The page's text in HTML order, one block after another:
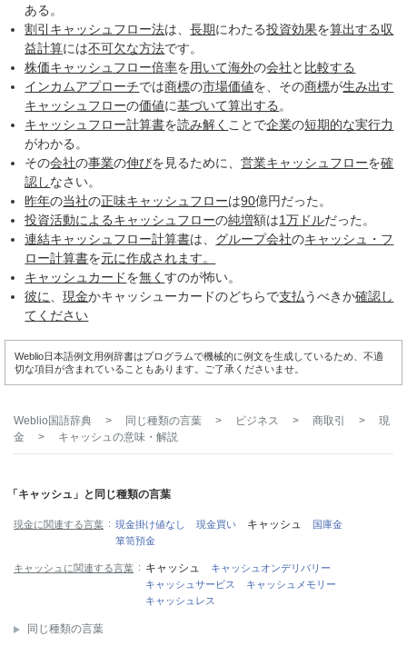
ある。
割引キャッシュフロー法は、長期にわたる投資効果を算出する収
益計算には不可欠な方法です。
株価キャッシュフロー倍率を用いて海外の会社と 比較する
インカムアプローチでは商標の市場価値を、その商標が生み出す
キャッシュフローの価値に基づいて算出する。
キャッシュフロー計算書を読み解く ことで企業の短期的な実行力
がわかる。
その会社の事業の伸びを見るために、営業キャッシュフローを確
認しなさい。
昨年の当社の正味キャッシュフローは90億円だった。
投資活動によるキャッシュフローの純増額は1万 ドルだった。
連結キャッシュフロー計算書は、 グループ会社のキャッシュ・フ
ロー計算書を元に作成されます。
キャッシュカードを無くすのが怖い。
彼に、現金かキャッシューカードのどちらで支払うべきか確認し
て ください
Weblio日本語例文用例辞書はプログラムで機械的に例文を生成しているため、不適
切な項目が含まれていることもあります。ご了承くださいませ。
Weblio国語辞典 > 同じ種類の言葉 > ビジネス > 商取引 >
現
金
> キャッシュの意味・解説
「キャッシュ」と同じ種類の言葉
現金に関連する言葉 現金掛け値なし 現金買い キャッシュ
国庫金
箪笥預金
キャッシュに関連する言葉 キャッシュ
キャッシュオンデリバリー
キャッシュサービス
キャッシュメモリー
キャッシュレス
同じ種類の言葉